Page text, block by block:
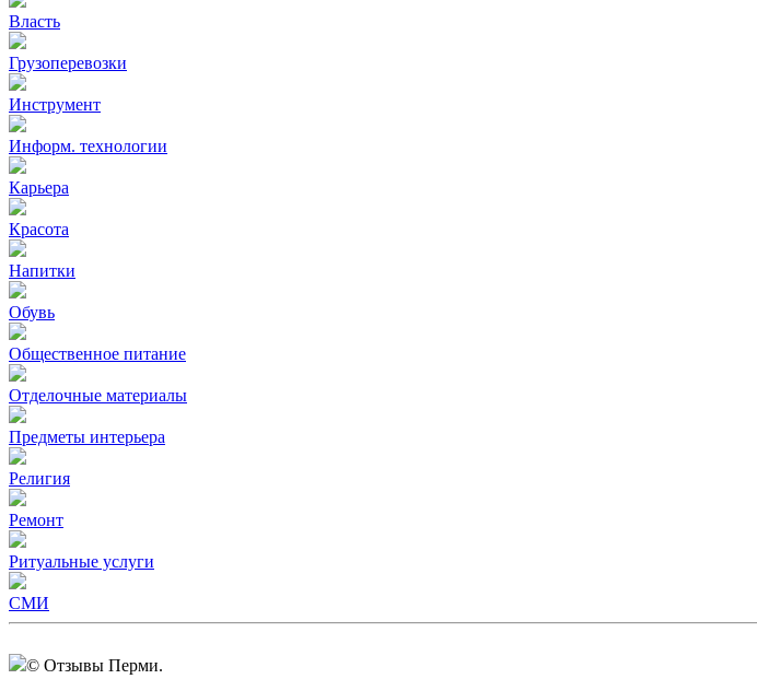
Власть
Грузоперевозки
Инструмент
Информ. технологии
Карьера
Красота
Напитки
Обувь
Общественное питание
Отделочные материалы
Предметы интерьера
Религия
Ремонт
Ритуальные услуги
СМИ
© Отзывы Перми.